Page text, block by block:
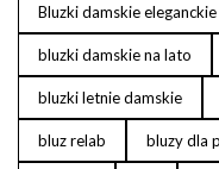
Bluzki damskie
bluzki damskie na lato
bluzki letnie damskie
bluz relab bluzy dla